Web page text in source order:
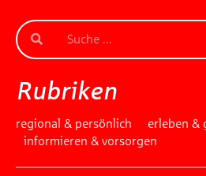
Rubriken
regional & persönlich
erleben &
informieren & vorsorgen